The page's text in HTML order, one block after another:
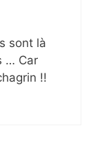
sont là
… Car
!!